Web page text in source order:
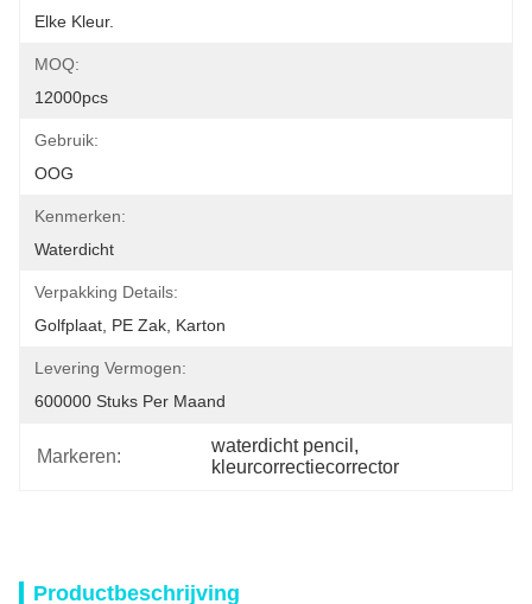
Elke Kleur.
MOQ:
12000pcs
Gebruik:
OOG
Kenmerken:
Waterdicht
Verpakking Details:
Golfplaat, PE Zak, Karton
Levering Vermogen:
600000 Stuks Per Maand
Markeren:
waterdicht pencil ,
kleurcorrectiecorrector
Productbeschrijving